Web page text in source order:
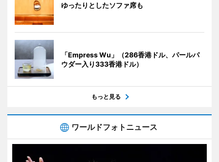
ゆったりとしたソファ席も
「Empress Wu」（286香港ドル、パールパ
ウダー入り333香港ドル）
もっと見る
ワールドフォトニュース